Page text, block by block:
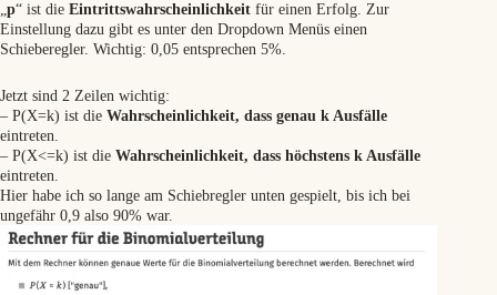
„p“ ist die Eintrittswahrscheinlichkeit für einen Erfolg. Zur
Einstellung dazu gibt es unter den Dropdown Menüs einen
Schieberegler. Wichtig: 0,05 entsprechen 5%.
Jetzt sind 2 Zeilen wichtig:
– P(X=k) ist die Wahrscheinlichkeit, dass genau k Ausfälle
eintreten.
– P(X<=k) ist die Wahrscheinlichkeit, dass höchstens k Ausfälle
eintreten.
Hier habe ich so lange am Schiebregler unten gespielt, bis ich bei
ungefähr 0,9 also 90% war.